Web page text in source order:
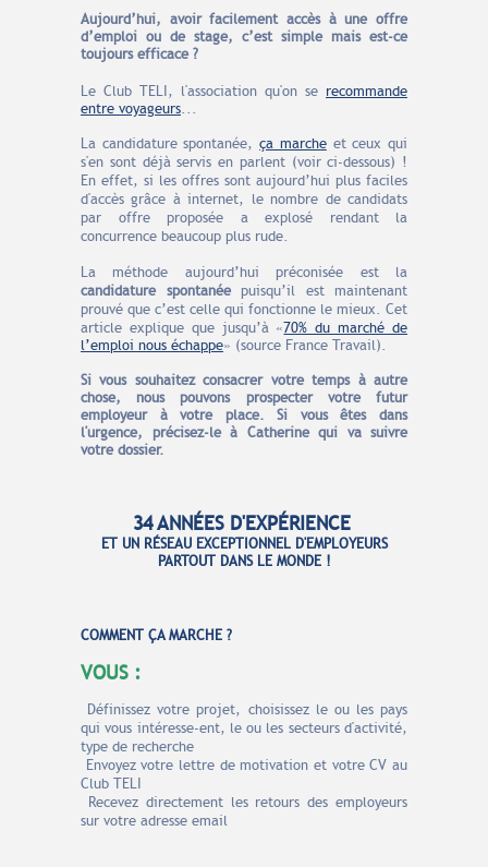
Aujourd’hui, avoir facilement accès à une offre
d’emploi ou de stage, c’est simple mais est-ce
toujours efficace ?
Le Club TELI, l'association qu'on se recommande
entre voyageurs...
La candidature spontanée,ça marcheet ceux qui
s'en sont déjà servis en parlent (voir ci-dessous) !
En effet, si les offres sont aujourd’hui plus faciles
d'accès grâce à internet, le nombre de candidats
par offre proposée a explosé rendant la
concurrence beaucoup plus rude.
La méthode aujourd’hui préconisée est la
candidature spontanéepuisqu’il est maintenant
prouvé que c’est celle qui fonctionne le mieux. Cet
article explique que jusqu’à «70% du marché de
l’emploi nous échappe» (source France Travail).
Si vous souhaitez consacrer votre temps à autre
chose, nous pouvons prospecter votre futur
employeur à votre place. Si vous êtes dans
l'urgence, précisez-le à Catherine qui va suivre
votre dossier.
34 ANNÉES D'EXPÉRIENCE
ET UN RÉSEAU EXCEPTIONNEL D'EMPLOYEURS
PARTOUT DANS LE MONDE !
COMMENT ÇA MARCHE ?
VOUS :
Définissez votre projet, choisissez le ou les pays
qui vous intéresse-ent, le ou les secteurs d'activité,
type de recherche
Envoyez votre lettre de motivation et votre CV au
Club TELI
Recevez directement les retours des employeurs
sur votre adresse email